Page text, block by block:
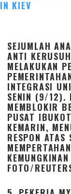
SEJUMLAH
ANTI
MELAKUKAN
INTEGRASI
SENIN (9/12).
MEMBLOKIR
PUSAT
KEMARIN,
RESPON
FOTO/